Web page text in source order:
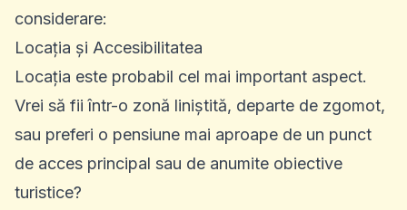
considerare:
Locația și Accesibilitatea
Locația este probabil cel mai important aspect.
Vrei să fii într-o zonă liniștită, departe de zgomot,
sau preferi o pensiune mai aproape de un punct
de acces principal sau de anumite obiective
turistice?